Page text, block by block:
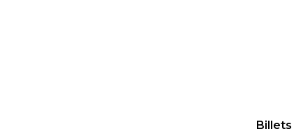
Billets